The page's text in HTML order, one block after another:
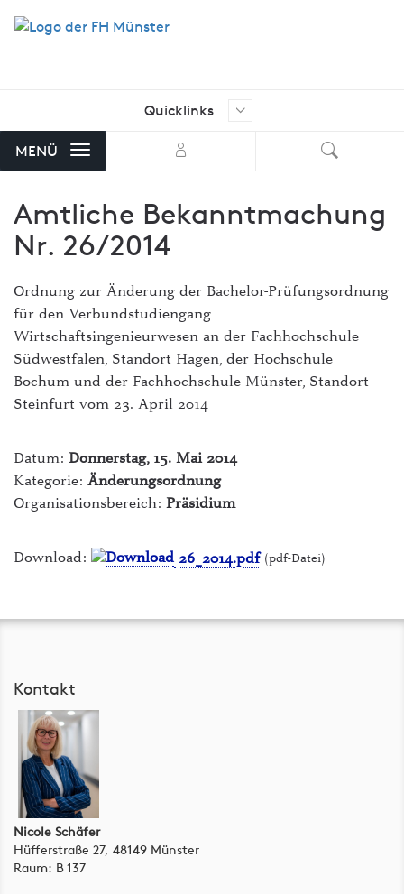
Ich suche nach …
Quicklinks
Aktuelle Stellenangebote der FH
AStA FH Münster
Bibliothek
FH Exam
FH-Shop
FH-Stellenmarkt mit Angeboten
von externen Unternehmen
intern - Die Hochschule
Mensen
PLUSPUNKT
MENÜ
Amtliche Bekanntmachung
Nr. 26/2014
Ordnung zur Änderung der Bachelor-Prüfungsordnung
für den Verbundstudiengang
Wirtschaftsingenieurwesen an der Fachhochschule
Südwestfalen, Standort Hagen, der Hochschule
Bochum und der Fachhochschule Münster, Standort
Steinfurt vom 23. April 2014
Datum: Donnerstag, 15. Mai 2014
Kategorie: Änderungsordnung
Organisationsbereich: Präsidium
Download: 26_2014.pdf (pdf-Datei)
Kontakt
Nicole Schäfer
Hüfferstraße 27, 48149 Münster
Raum: B 137